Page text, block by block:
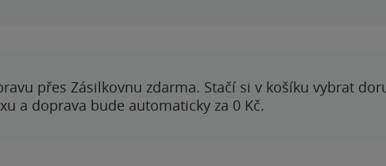
přes Zásilkovnu zdarma. Stačí si v košíku vybrat
a doprava bude automaticky za 0 Kč.